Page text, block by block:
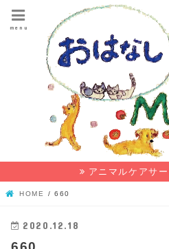
menu
アニマルケアサ
HOME 660
2020.12.18